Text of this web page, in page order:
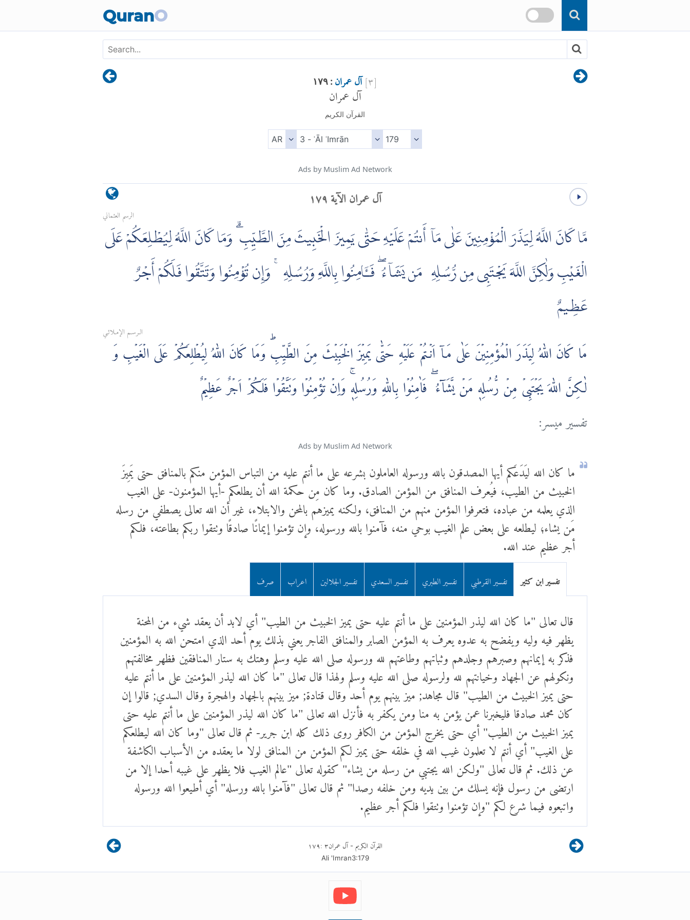
QuranO
[٣]آل عمران : ١٧٩
آل عمران
القرآن الكريم
Ads by Muslim Ad Network
آل عمران الآية ١٧٩
الرسم العثماني
مَّا كَانَ اللَّهُ لِيَذَرَ الْمُؤْمِنِينَ عَلٰى مَآ أَنتُمْ عَلَيْهِ حَتّٰى يَمِيزَ الْخَبِيثَ مِنَ الطَّيِّبِ ۗ وَمَا كَانَ اللَّهُ لِيُطْلِعَكُمْ عَلَى
الْغَيْبِ وَلٰكِنَّ اللَّهَ يَجْتَبِى مِن رُّسُلِهِۦ مَن يَشَآءُ ۖ فَـَٔامِنُوا بِاللَّهِ وَرُسُلِهِۦ ۚ وَإِن تُؤْمِنُوا وَتَتَّقُوا فَلَكُمْ أَجْرٌ
عَظِيمٌ
الـرسـم الإمـلائـي
مَا كَانَ اللّٰهُ لِيَذَرَ الۡمُؤۡمِنِيۡنَ عَلٰى مَاۤ اَنۡـتُمۡ عَلَيۡهِ حَتّٰى يَمِيۡزَ الۡخَبِيۡثَ مِنَ الطَّيِّبِ‌ؕ وَمَا كَانَ اللّٰهُ لِيُطۡلِعَكُمۡ عَلَى الۡغَيۡبِ وَ
لٰكِنَّ اللّٰهَ يَجۡتَبِىۡ مِنۡ رُّسُلِهٖ مَنۡ يَّشَآءُ‌ ۖ فَاٰمِنُوۡا بِاللّٰهِ وَرُسُلِهٖ‌ۚ وَاِنۡ تُؤۡمِنُوۡا وَتَتَّقُوۡا فَلَـكُمۡ اَجۡرٌ عَظِيۡمٌ
تفسير ميسر:
Ads by Muslim Ad Network
ما كان الله ليَدَعَكم أيها المصدقون بالله ورسوله العاملون بشرعه على ما أنتم عليه من التباس المؤمن منكم بالمنافق حتى يَمِيزَ
الخبيث من الطيب، فيُعرف المنافق من المؤمن الصادق. وما كان مِن حكمة الله أن يطلعكم -أيها المؤمنون- على الغيب
الذي يعلمه من عباده، فتعرفوا المؤمن منهم من المنافق، ولكنه يميزهم بالمحن والابتلاء، غير أن الله تعالى يصطفي من رسله
مَن يشاء؛ ليطلعه على بعض علم الغيب بوحي منه، فآمنوا بالله ورسوله، وإن تؤمنوا إيمانًا صادقًا وتتقوا ربكم بطاعته، فلكم
أجر عظيم عند الله.
تفسير ابن كثير تفسير القرطبي تفسير الطبري تفسير السعدي تفسير الجلالين اعراب صرف
قال تعالى "ما كان الله ليذر المؤمنين على ما أنتم عليه حتى يميز الخبيث من الطيب" أي لابد أن يعقد شيء من المحنة
يظهر فيه وليه ويفضح به عدوه يعرف به المؤمن الصابر والمنافق الفاجر يعني بذلك يوم أحد الذي امتحن الله به المؤمنين
فذكر به إيمانهم وصبرهم وجلدهم وثباتهم وطاعتهم لله ورسوله صلى الله عليه وسلم وهتك به ستار المنافقين فظهر مخالفتهم
ونكولهم عن الجهاد وخيانتهم لله ولرسوله صلى الله عليه وسلم ولهذا قال تعالى "ما كان الله ليذر المؤمنين على ما أنتم عليه
حتى يميز الخبيث من الطيب" قال مجاهد; ميز بينهم يوم أحد وقال قتادة; ميز بينهم بالجهاد والهجرة وقال السدي; قالوا إن
كان محمد صادقا فليخبرنا عمن يؤمن به منا ومن يكفر به فأنزل الله تعالى "ما كان الله ليذر المؤمنين على ما أنتم عليه حتى
يميز الخبيث من الطيب" أي حتى يخرج المؤمن من الكافر روى ذلك كله ابن جرير- ثم قال تعالى "وما كان الله ليطلعكم
على الغيب" أي أنتم لا تعلمون غيب الله في خلقه حتى يميز لكم المؤمن من المنافق لولا ما يعقده من الأسباب الكاشفة
عن ذلك. ثم قال تعالى "ولكن الله يجتبي من رسله من يشاء" كقوله تعالى "عالم الغيب فلا يظهر على غيبه أحدا إلا من
ارتضى من رسول فإنه يسلك من بين يديه ومن خلفه رصدا" ثم قال تعالى "فآمنوا بالله ورسله" أي أطيعوا الله ورسوله
واتبعوه فيما شرع لكم "وإن تؤمنوا وتتقوا فلكم أجر عظيم.
القرآن الكريم - آل عمران٣:١٧٩
Ali 'Imran3:179